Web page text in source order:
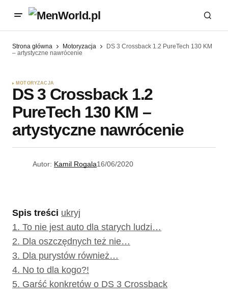
Strona główna Motoryzacja
DS 3 Crossback 1.2 PureTech 130 KM
– artystyczne nawrócenie
MOTORYZACJA
DS 3 Crossback 1.2
PureTech 130 KM –
artystyczne nawrócenie
Autor: Kamil Rogala16/06/2020
Spis treści ukryj
1. To nie jest auto dla starych ludzi…
2. Dla oszczędnych też nie…
3. Dla purystów również…
4. No to dla kogo?!
5. Garść konkretów o DS 3 Crossback